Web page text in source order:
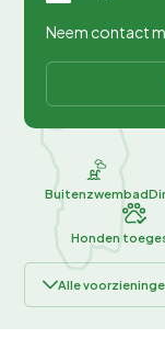
Neem contact
Buitenzwembad
Honden
Alle